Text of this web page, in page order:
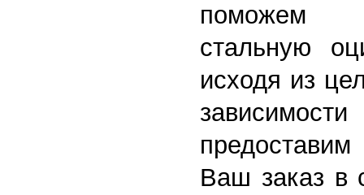
поможем
стальную
исходя из
Ваш заказ в